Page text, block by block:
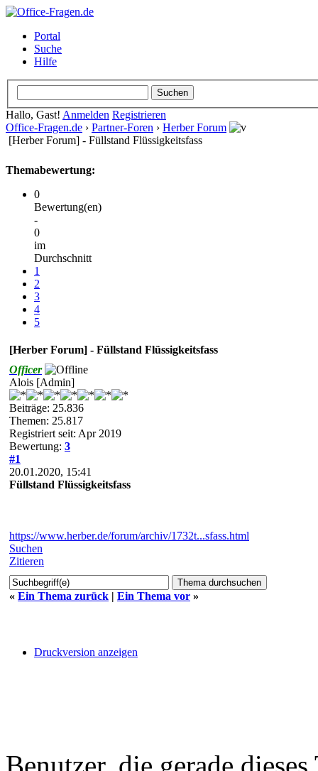
Portal
Suche
Hilfe
Hallo, Gast! Anmelden Registrieren
Office-Fragen.de › Partner-Foren › Herber Forum
[Herber Forum] - Füllstand Flüssigkeitsfass
Themabewertung:
0
Bewertung(en)
-
0
im
Durchschnitt
1
2
3
4
5
[Herber Forum] - Füllstand Flüssigkeitsfass
Officer
Alois [Admin]
Beiträge: 25.836
Themen: 25.817
Registriert seit: Apr 2019
Bewertung: 3
#1
20.01.2020, 15:41
Füllstand Flüssigkeitsfass
https://www.herber.de/forum/archiv/1732t...sfass.html
Suchen
Zitieren
« Ein Thema zurück | Ein Thema vor »
Druckversion anzeigen
Benutzer, die gerade